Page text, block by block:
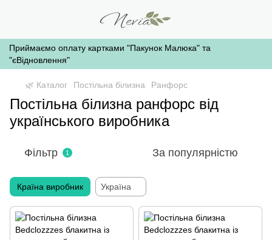
Приймаємо оплату картками "Пакунок Малюка" та
"єВідновлення"
🌿 Каталог Постільна білизна Ранфорс
Постільна білизна ранфорс від
українського виробника
Фільтр 1 За популярністю
Країна виробник Україна